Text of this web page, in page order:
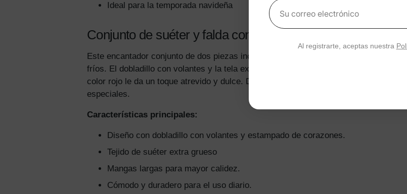
Ideal para la temporada navideña
Conjunto de suéter y falda con estampado de corazones
Este encantador conjunto de dos piezas incluye un suéter y una falda con
fríos. El dobladillo con volantes y la tela extra gruesa del suéter garantizan calidez
color rojo le da un toque atrevido y dulce. Disponible en tallas de 2 a 6 años, es
especiales.
Características principales:
Diseño con dobladillo con volantes y estampado de corazones.
Tejido de suéter extra grueso
Mangas largas para mayor calidez.
Cómodo y duradero para el uso diario.
Su correo electrónico
Al registrarte, aceptas nuestra